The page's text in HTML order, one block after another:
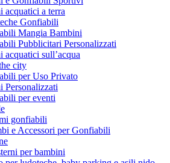
acquatici a terra
Gonfiabili
Mangia Bambini
Pubblicitari Personalizzati
acquatici sull’acqua
city
per Uso Privato
Personalizzati
per eventi
gonfiabili
e Accessori per Gonfiabili
per bambini